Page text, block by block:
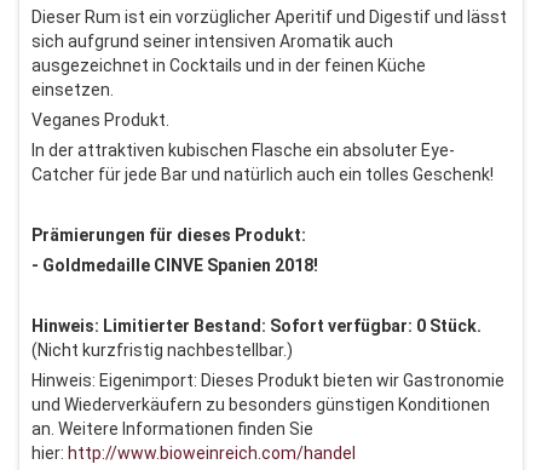
Dieser Rum ist ein vorzüglicher Aperitif und Digestif und lässt
sich aufgrund seiner intensiven Aromatik auch
ausgezeichnet in Cocktails und in der feinen Küche
einsetzen.
Veganes Produkt.
In der attraktiven kubischen Flasche ein absoluter Eye-
Catcher für jede Bar und natürlich auch ein tolles Geschenk!
Prämierungen für dieses Produkt:
- Goldmedaille CINVE Spanien 2018!
Hinweis: Limitierter Bestand: Sofort verfügbar: 0 Stück.
(Nicht kurzfristig nachbestellbar.)
Hinweis: Eigenimport: Dieses Produkt bieten wir Gastronomie
und Wiederverkäufern zu besonders günstigen Konditionen
an. Weitere Informationen finden Sie
hier: http://www.bioweinreich.com/handel